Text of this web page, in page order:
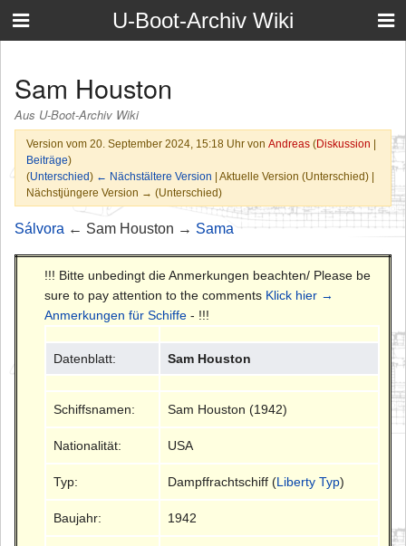
U-Boot-Archiv Wiki
Sam Houston
Aus U-Boot-Archiv Wiki
Version vom 20. September 2024, 15:18 Uhr von Andreas (Diskussion |
Beiträge)
(Unterschied) ← Nächstältere Version | Aktuelle Version (Unterschied) |
Nächstjüngere Version → (Unterschied)
Sálvora ← Sam Houston → Sama
!!! Bitte unbedingt die Anmerkungen beachten/ Please be
sure to pay attention to the comments Klick hier →
Anmerkungen für Schiffe - !!!
Datenblatt: Sam Houston
Schiffsnamen: Sam Houston (1942)
Nationalität: USA
Typ: Dampffrachtschiff (Liberty Typ)
Baujahr: 1942